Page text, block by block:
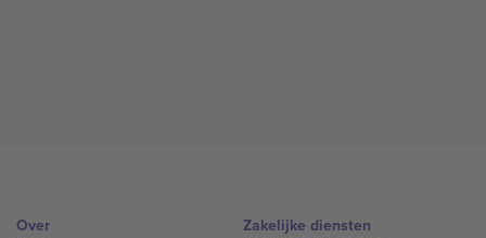
Over
Zakelijke diensten